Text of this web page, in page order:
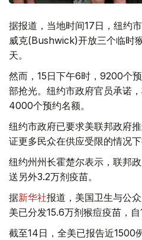
据报道，当地时间17日，纽约
威克(Bushwick)开放三个临时
天。
然而，15日下午6时，9200个
部抢光。纽约市政府官员承诺
4000个预约名额。
纽约市政府已要求美联邦政府
证更多民众在供应受限的情况下
纽约州州长霍楚尔表示，联邦
送另外3.2万剂疫苗。
据新华社报道，美国卫生与公
美已分发15.6万剂猴痘疫苗，自
截至14日，全美已报告近1500